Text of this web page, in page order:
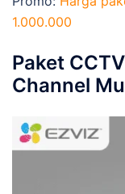
1.000.000
Paket
Channel